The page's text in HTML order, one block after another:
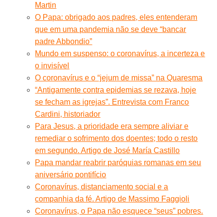
Martin
O Papa: obrigado aos padres, eles entenderam
que em uma pandemia não se deve “bancar
padre Abbondio”
Mundo em suspenso: o coronavírus, a incerteza e
o invisível
O coronavírus e o “jejum de missa” na Quaresma
“Antigamente contra epidemias se rezava, hoje
se fecham as igrejas”. Entrevista com Franco
Cardini, historiador
Para Jesus, a prioridade era sempre aliviar e
remediar o sofrimento dos doentes; todo o resto
em segundo. Artigo de José María Castillo
Papa mandar reabrir paróquias romanas em seu
aniversário pontifício
Coronavírus, distanciamento social e a
companhia da fé. Artigo de Massimo Faggioli
Coronavírus, o Papa não esquece “seus” pobres.